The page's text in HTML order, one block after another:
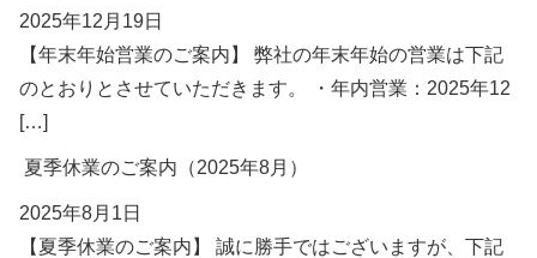
2025年12月19日
【年末年始営業のご案内】 弊社の年末年始の営業は下記
のとおりとさせていただきます。 ・年内営業：2025年12
[…]
夏季休業のご案内（2025年8月）
2025年8月1日
【夏季休業のご案内】 誠に勝手ではございますが、下記